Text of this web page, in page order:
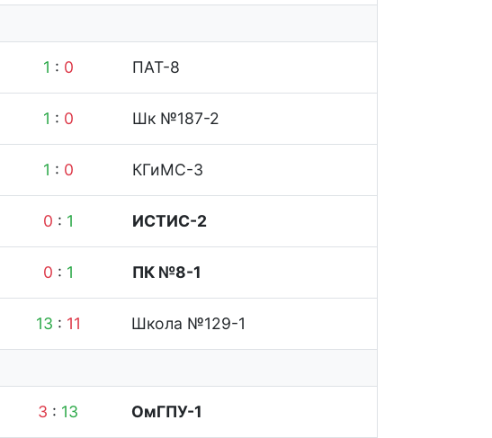
1 : 0 ПАТ-8
1 : 0 Шк №187-2
1 : 0 КГиМС-3
0 : 1 ИСТИС-2
0 : 1 ПК №8-1
13 : 11 Школа №129-1
3 : 13 ОмГПУ-1